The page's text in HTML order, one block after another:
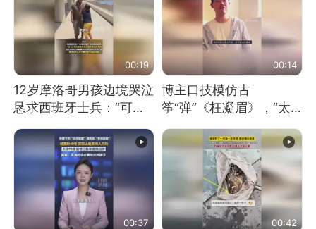
00:19
12岁摩洛哥男孩边境哭泣
恳求西班牙士兵：“可不
可以不要把我遣返回国”
00:14
博主口技模仿古
筝“弹”《枉凝眉》，“太
像了～你是吃古筝长大的
吗？”“或将成为首位考级
不带古筝的选手。”（来
源：新华每日电讯）
00:37 00:42